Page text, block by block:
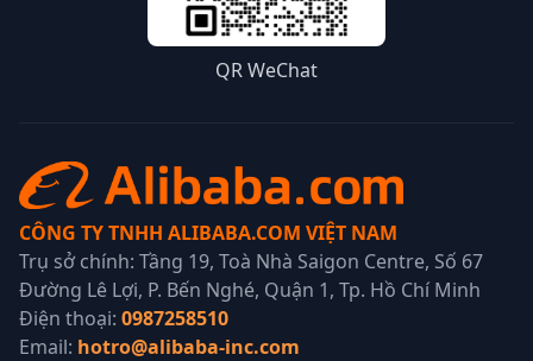
QR WeChat
CÔNG TY TNHH ALIBABA.COM VIỆT NAM
Trụ sở chính: Tầng 19, Toà Nhà Saigon Centre, Số 67
Đường Lê Lợi, P. Bến Nghé, Quận 1, Tp. Hồ Chí Minh
Điện thoại: 0987258510
Email: hotro@alibaba-inc.com